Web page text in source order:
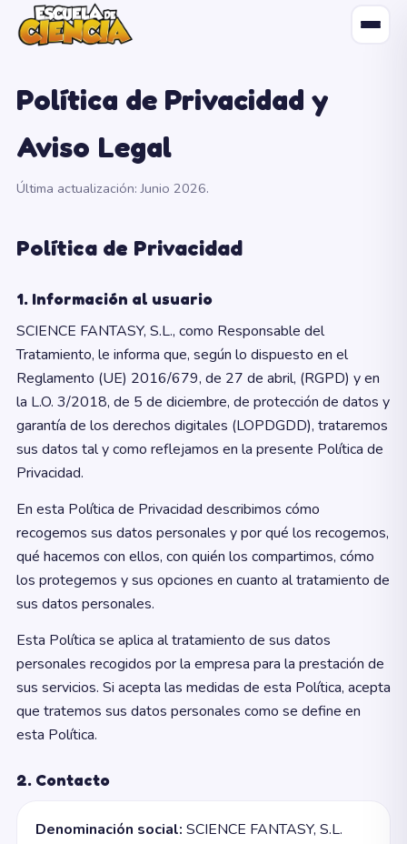
Política de Privacidad y
Aviso Legal
Última actualización: Junio 2026.
Política de Privacidad
1. Información al usuario
SCIENCE FANTASY, S.L., como Responsable del
Tratamiento, le informa que, según lo dispuesto en el
Reglamento (UE) 2016/679, de 27 de abril, (RGPD) y en
la L.O. 3/2018, de 5 de diciembre, de protección de datos y
garantía de los derechos digitales (LOPDGDD), trataremos
sus datos tal y como reflejamos en la presente Política de
Privacidad.
En esta Política de Privacidad describimos cómo
recogemos sus datos personales y por qué los recogemos,
qué hacemos con ellos, con quién los compartimos, cómo
los protegemos y sus opciones en cuanto al tratamiento de
sus datos personales.
Esta Política se aplica al tratamiento de sus datos
personales recogidos por la empresa para la prestación de
sus servicios. Si acepta las medidas de esta Política, acepta
que tratemos sus datos personales como se define en
esta Política.
2. Contacto
Denominación social: SCIENCE FANTASY, S.L.